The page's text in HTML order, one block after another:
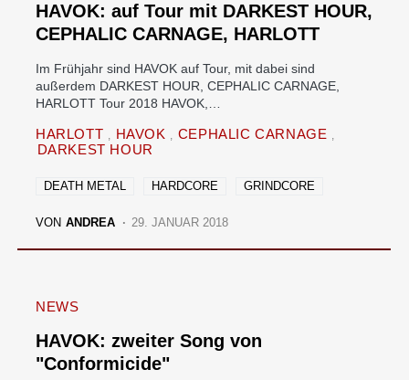
HAVOK: auf Tour mit DARKEST HOUR,
CEPHALIC CARNAGE, HARLOTT
Im Frühjahr sind HAVOK auf Tour, mit dabei sind
außerdem DARKEST HOUR, CEPHALIC CARNAGE,
HARLOTT Tour 2018 HAVOK,…
HARLOTT HAVOK
CEPHALIC CARNAGE
DARKEST HOUR
DEATH METAL HARDCORE GRINDCORE
VON ANDREA 29. JANUAR 2018
NEWS
HAVOK: zweiter Song von
"Conformicide"